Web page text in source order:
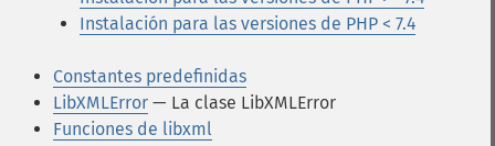
Instalación para las versiones de PHP < 7.4
Constantes predefinidas
LibXMLError — La clase LibXMLError
Funciones de libxml